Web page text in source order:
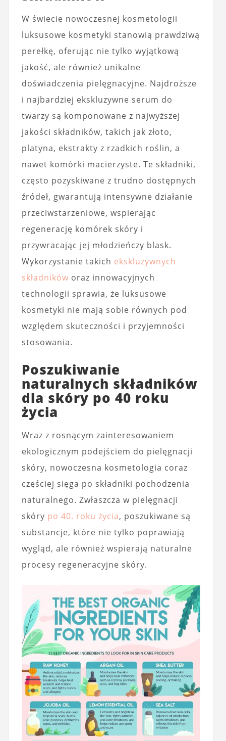
W świecie nowoczesnej kosmetologii
luksusowe kosmetyki stanowią prawdziwą
perełkę, oferując nie tylko wyjątkową
jakość, ale również unikalne
doświadczenia pielęgnacyjne. Najdroższe
i najbardziej ekskluzywne serum do
twarzy są komponowane z najwyższej
jakości składników, takich jak złoto,
platyna, ekstrakty z rzadkich roślin, a
nawet komórki macierzyste. Te składniki,
często pozyskiwane z trudno dostępnych
źródeł, gwarantują intensywne działanie
przeciwstarzeniowe, wspierając
regenerację komórek skóry i
przywracając jej młodzieńczy blask.
Wykorzystanie takich ekskluzywnych
składników oraz innowacyjnych
technologii sprawia, że luksusowe
kosmetyki nie mają sobie równych pod
względem skuteczności i przyjemności
stosowania.
Poszukiwanie
naturalnych składników
dla skóry po 40 roku
życia
Wraz z rosnącym zainteresowaniem
ekologicznym podejściem do pielęgnacji
skóry, nowoczesna kosmetologia coraz
częściej sięga po składniki pochodzenia
naturalnego. Zwłaszcza w pielęgnacji
skóry po 40. roku życia, poszukiwane są
substancje, które nie tylko poprawiają
wygląd, ale również wspierają naturalne
procesy regeneracyjne skóry.